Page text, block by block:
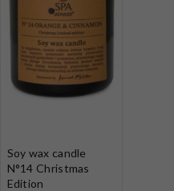
Soy wax candle
N°14 Christmas
Edition